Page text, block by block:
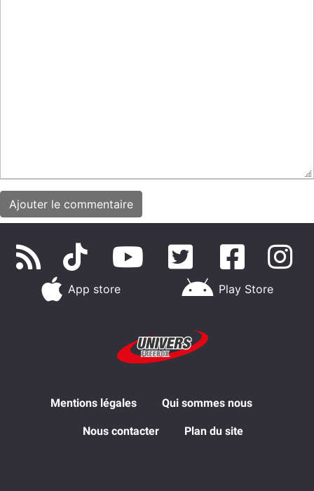
App store Play Store
Mentions légales Qui sommes nous
Nous contacter Plan du site